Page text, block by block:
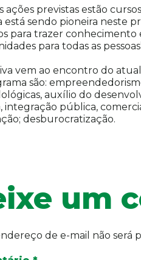
ações previstas estão
está sendo pioneira neste
para trazer conhecimento
para todas as
vem ao encontro do
são:
auxílio do
integração pública,
desburocratização.
um
de e-mail não será